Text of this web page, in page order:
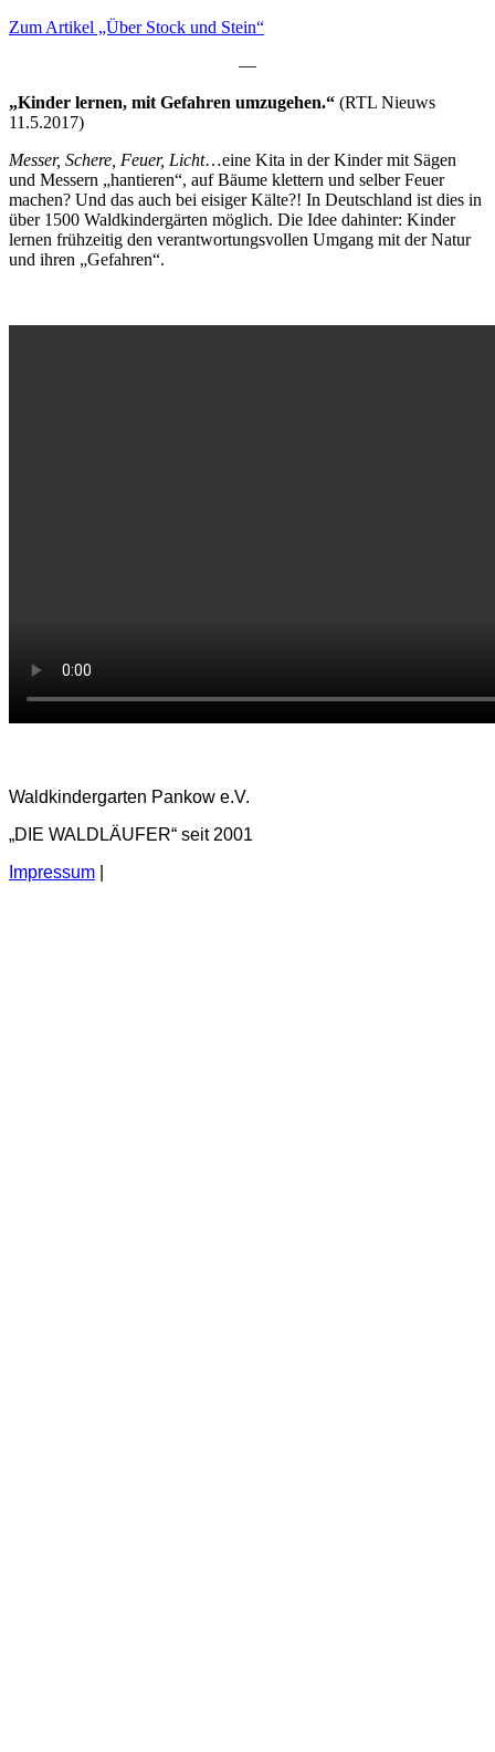
Zum Artikel „Über Stock und Stein“
—
„Kinder lernen, mit Gefahren umzugehen.“ (RTL Nieuws
11.5.2017)
Messer, Schere, Feuer, Licht…eine Kita in der Kinder mit Sägen
und Messern „hantieren“, auf Bäume klettern und selber Feuer
machen? Und das auch bei eisiger Kälte?! In Deutschland ist dies in
über 1500 Waldkindergärten möglich. Die Idee dahinter: Kinder
lernen frühzeitig den verantwortungsvollen Umgang mit der Natur
und ihren „Gefahren“.
Waldkindergarten Pankow e.V.
„DIE WALDLÄUFER“ seit 2001
Impressum